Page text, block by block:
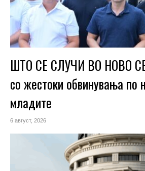
ШТО СЕ СЛУЧИ ВО НОВО
со жестоки обвинувања по
младите
6 август, 2026